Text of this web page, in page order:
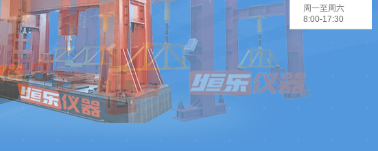
周一至周六
8:00-17:30